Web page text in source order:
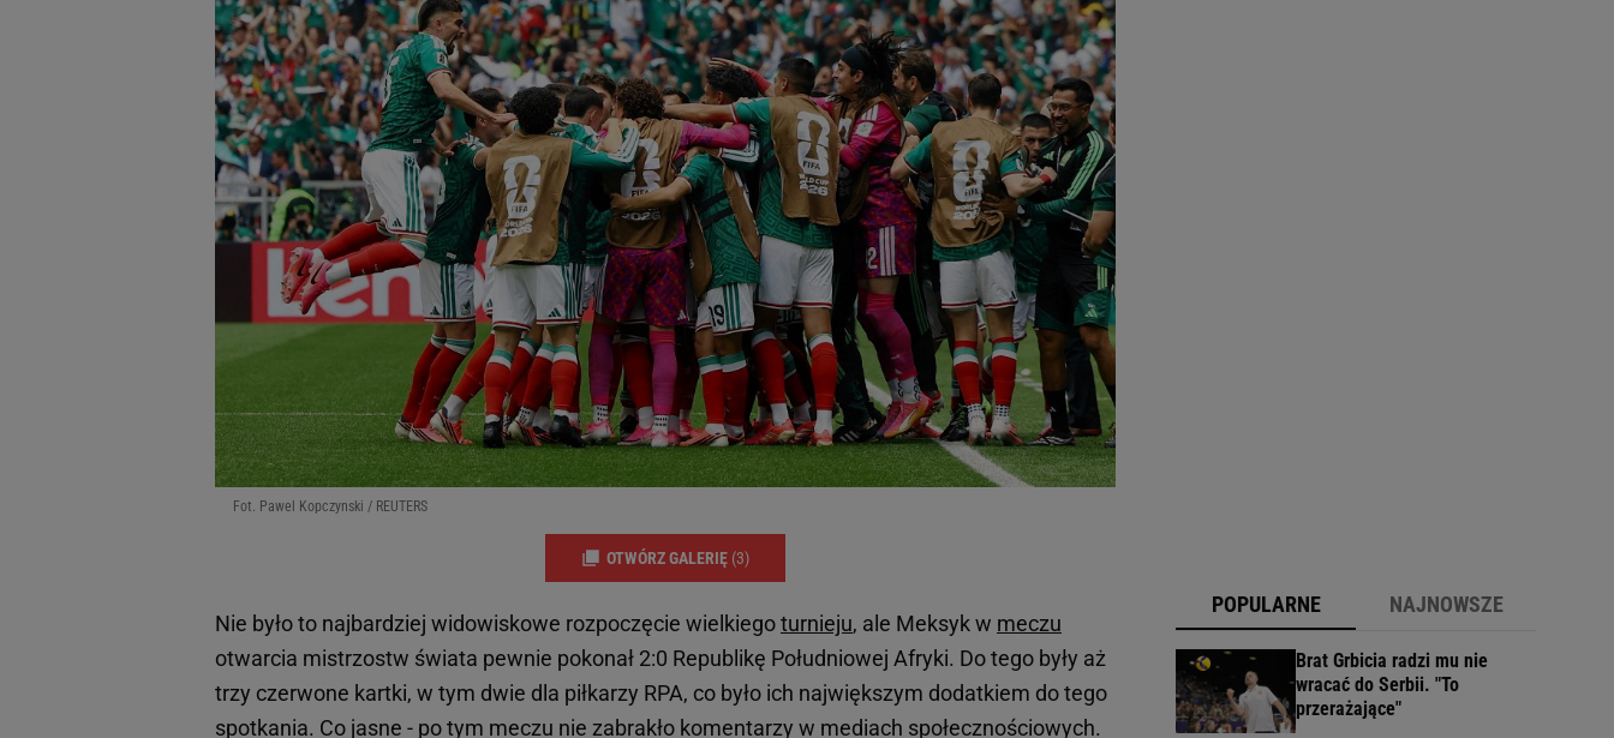
Fot. Pawel Kopczynski / REUTERS
OTWÓRZ GALERIĘ (3)
Nie było to najbardziej widowiskowe rozpoczęcie wielkiegoturnieju, ale Meksyk w meczu
otwarcia mistrzostw świata pewnie pokonał 2:0 Republikę Południowej Afryki. Do tego były aż
trzy czerwone kartki, w tym dwie dla piłkarzy RPA, co było ich największym dodatkiem do tego
spotkania. Co jasne - po tym meczu nie zabrakło komentarzy w mediach społecznościowych.
POPULARNE NAJNOWSZE
Brat Grbicia radzi mu nie
wracać do Serbii. "To
przerażające"